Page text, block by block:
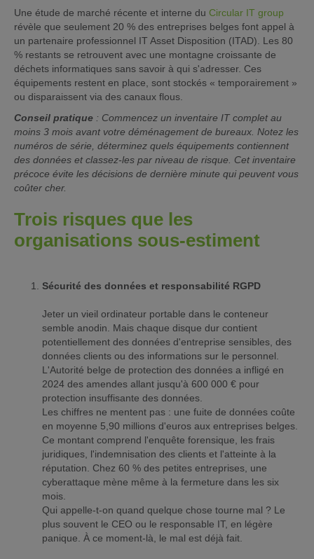
Une étude de marché récente et interne du Circular IT group
révèle que seulement 20 % des entreprises belges font appel à
un partenaire professionnel IT Asset Disposition (ITAD). Les 80
% restants se retrouvent avec une montagne croissante de
déchets informatiques sans savoir à qui s'adresser. Ces
équipements restent en place, sont stockés « temporairement »
ou disparaissent via des canaux flous.
Conseil pratique : Commencez un inventaire IT complet au
moins 3 mois avant votre déménagement de bureaux. Notez les
numéros de série, déterminez quels équipements contiennent
des données et classez-les par niveau de risque. Cet inventaire
précoce évite les décisions de dernière minute qui peuvent vous
coûter cher.
Trois risques que les
organisations sous-estiment
Sécurité des données et responsabilité RGPD
Jeter un vieil ordinateur portable dans le conteneur
semble anodin. Mais chaque disque dur contient
potentiellement des données d'entreprise sensibles, des
données clients ou des informations sur le personnel.
L'Autorité belge de protection des données a infligé en
2024 des amendes allant jusqu'à 600 000 € pour
protection insuffisante des données.
Les chiffres ne mentent pas : une fuite de données coûte
en moyenne 5,90 millions d'euros aux entreprises belges.
Ce montant comprend l'enquête forensique, les frais
juridiques, l'indemnisation des clients et l'atteinte à la
réputation. Chez 60 % des petites entreprises, une
cyberattaque mène même à la fermeture dans les six
mois.
Qui appelle-t-on quand quelque chose tourne mal ? Le
plus souvent le CEO ou le responsable IT, en légère
panique. À ce moment-là, le mal est déjà fait.